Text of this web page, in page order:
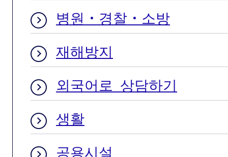
병원・경찰・소방
재해방지
외국어로 상담하기
생활
공용시설